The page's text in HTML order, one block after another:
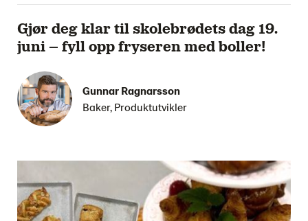
Gjør deg klar til skolebrødets dag 19.
juni – fyll opp fryseren med boller!
Gunnar Ragnarsson
Baker, Produktutvikler